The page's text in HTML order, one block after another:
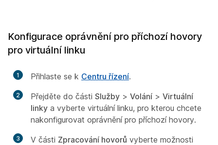
Konfigurace oprávnění pro příchozí hovory
pro virtuální linku
1 Přihlaste se k Centru řízení.
2 Přejděte do části Služby > Volání > Virtuální
linky a vyberte virtuální linku, pro kterou chcete
nakonfigurovat oprávnění pro příchozí hovory.
3 V části Zpracování hovorů vyberte možnosti